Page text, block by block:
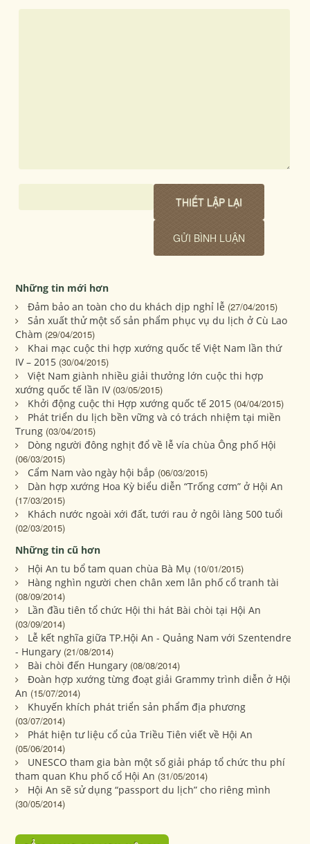
Những tin mới hơn
Đảm bảo an toàn cho du khách dịp nghỉ lễ (27/04/2015)
Sản xuất thử một số sản phẩm phục vụ du lịch ở Cù Lao
Chàm (29/04/2015)
Khai mạc cuộc thi hợp xướng quốc tế Việt Nam lần thứ
IV – 2015 (30/04/2015)
Việt Nam giành nhiều giải thưởng lớn cuộc thi hợp
xướng quốc tế lần IV (03/05/2015)
Khởi động cuộc thi Hợp xướng quốc tế 2015 (04/04/2015)
Phát triển du lịch bền vững và có trách nhiệm tại miền
Trung (03/04/2015)
Dòng người đông nghịt đổ về lễ vía chùa Ông phố Hội
(06/03/2015)
Cẩm Nam vào ngày hội bắp (06/03/2015)
Dàn hợp xướng Hoa Kỳ biểu diễn “Trống cơm” ở Hội An
(17/03/2015)
Khách nước ngoài xới đất, tưới rau ở ngôi làng 500 tuổi
(02/03/2015)
Những tin cũ hơn
Hội An tu bổ tam quan chùa Bà Mụ (10/01/2015)
Hàng nghìn người chen chân xem lân phố cổ tranh tài
(08/09/2014)
Lần đầu tiên tổ chức Hội thi hát Bài chòi tại Hội An
(03/09/2014)
Lễ kết nghĩa giữa TP.Hội An - Quảng Nam với Szentendre
- Hungary (21/08/2014)
Bài chòi đến Hungary (08/08/2014)
Đoàn hợp xướng từng đoạt giải Grammy trình diễn ở Hội
An (15/07/2014)
Khuyến khích phát triển sản phẩm địa phương
(03/07/2014)
Phát hiện tư liệu cổ của Triều Tiên viết về Hội An
(05/06/2014)
UNESCO tham gia bàn một số giải pháp tổ chức thu phí
tham quan Khu phố cổ Hội An (31/05/2014)
Hội An sẽ sử dụng “passport du lịch” cho riêng mình
(30/05/2014)